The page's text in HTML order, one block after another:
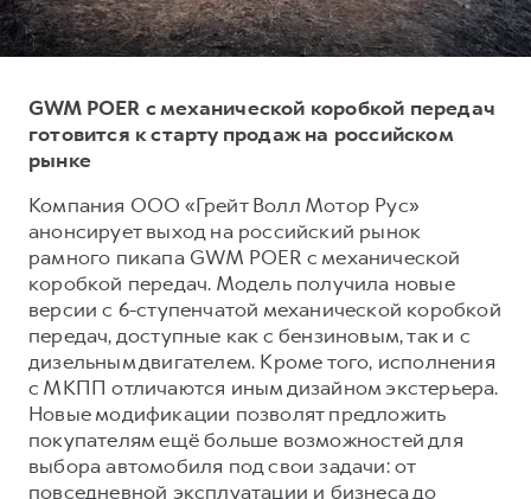
DARGO DARGO X
от 3 499 000 ₽
F7
от 2 899 000 ₽
F7X
от 3 599 000 ₽
POER
от 3 449 000 ₽
Тест-драйв
КРЕДИТ И СТРАХОВАНИЕ
Страхование
Кредит
КОРПОРАТИВНЫМ КЛИЕНТАМ
Для малого бизнеса
Корпоративным клиентам
Крупным корпоративным клиентам
СЕРВИСНОЕ ОБСЛУЖИВАНИЕ
Программа «Помощь на дороге»
Регламенты технического обслуживания
ПОДДЕРЖКА
GWM Безопасность
Гарантия HAVAL
Мобильное приложение GWM
Программа «HAVAL Защита+»
Руководства по эксплуатации
О дилере
Контакты
GWM POER с механической коробкой передач
готовится к старту продаж на российском
рынке
Компания ООО «Грейт Волл Мотор Рус»
анонсирует выход на российский рынок
рамного пикапа GWM POER с механической
коробкой передач. Модель получила новые
версии с 6-ступенчатой механической коробкой
передач, доступные как с бензиновым, так и с
дизельным двигателем. Кроме того, исполнения
с МКПП отличаются иным дизайном экстерьера.
Новые модификации позволят предложить
покупателям ещё больше возможностей для
выбора автомобиля под свои задачи: от
повседневной эксплуатации и бизнеса до